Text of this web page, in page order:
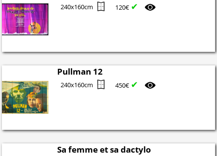
240x160cm 120€ ✔
Pullman 12
240x160cm 450€ ✔
Sa femme et sa dactylo